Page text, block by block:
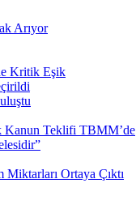
Arıyor
Kritik Eşik
Kanun Teklifi TBMM’de
Ortaya Çıktı